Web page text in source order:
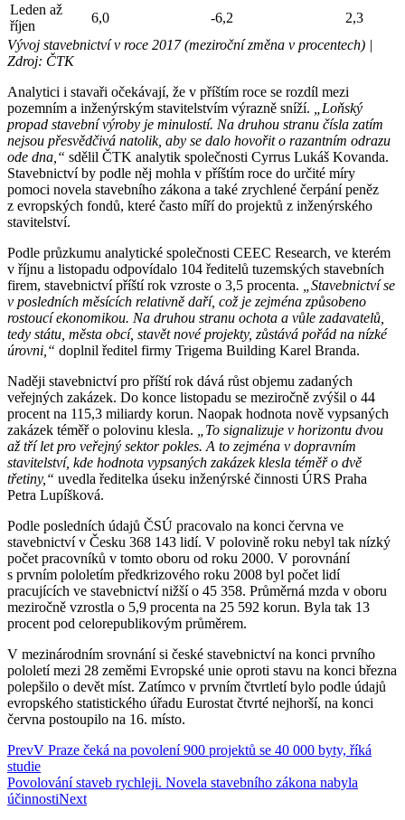
Leden až
říjen
6,0 -6,2
2,3
Vývoj stavebnictví v roce 2017 (meziroční změna v procentech) |
Zdroj: ČTK
Analytici i stavaři očekávají, že v příštím roce se rozdíl mezi
pozemním a inženýrským stavitelstvím výrazně sníží.
„Loňský
propad stavební výroby je minulostí. Na druhou stranu čísla zatím
nejsou přesvědčivá natolik, aby se dalo hovořit o razantním odrazu
ode dna,“ sdělil ČTK analytik společnosti Cyrrus Lukáš Kovanda.
Stavebnictví by podle něj mohla v příštím roce do určité míry
pomoci novela stavebního zákona a také zrychlené čerpání peněz
z evropských fondů, které často míří do projektů z inženýrského
stavitelství.
Podle průzkumu analytické společnosti CEEC Research, ve kterém
v říjnu a listopadu odpovídalo 104 ředitelů tuzemských stavebních
firem, stavebnictví příští rok vzroste o 3,5 procenta.
„Stavebnictví se
v posledních měsících relativně daří, což je zejména způsobeno
rostoucí ekonomikou. Na druhou stranu ochota a vůle zadavatelů,
tedy státu, města obcí, stavět nové projekty, zůstává pořád na nízké
úrovni,“ doplnil ředitel firmy Trigema Building Karel Branda.
Naději stavebnictví pro příští rok dává růst objemu zadaných
veřejných zakázek. Do konce listopadu se meziročně zvýšil o 44
procent na 115,3 miliardy korun. Naopak hodnota nově vypsaných
zakázek téměř o polovinu klesla.
„To signalizuje v horizontu dvou
až tří let pro veřejný sektor pokles. A to zejména v dopravním
stavitelství, kde hodnota vypsaných zakázek klesla téměř o dvě
třetiny,“ uvedla ředitelka úseku inženýrské činnosti ÚRS Praha
Petra Lupíšková.
Podle posledních údajů ČSÚ pracovalo na konci června ve
stavebnictví v Česku 368 143 lidí. V polovině roku nebyl tak nízký
počet pracovníků v tomto oboru od roku 2000. V porovnání
s prvním pololetím předkrizového roku 2008 byl počet lidí
pracujících ve stavebnictví nižší o 45 358. Průměrná mzda v oboru
meziročně vzrostla o 5,9 procenta na 25 592 korun. Byla tak 13
procent pod celorepublikovým průměrem.
V mezinárodním srovnání si české stavebnictví na konci prvního
pololetí mezi 28 zeměmi Evropské unie oproti stavu na konci března
polepšilo o devět míst. Zatímco v prvním čtvrtletí bylo podle údajů
evropského statistického úřadu Eurostat čtvrté nejhorší, na konci
června postoupilo na 16. místo.
PrevV Praze čeká na povolení 900 projektů se 40 000 byty, říká
studie
Povolování staveb rychleji. Novela stavebního zákona nabyla
účinnostiNext